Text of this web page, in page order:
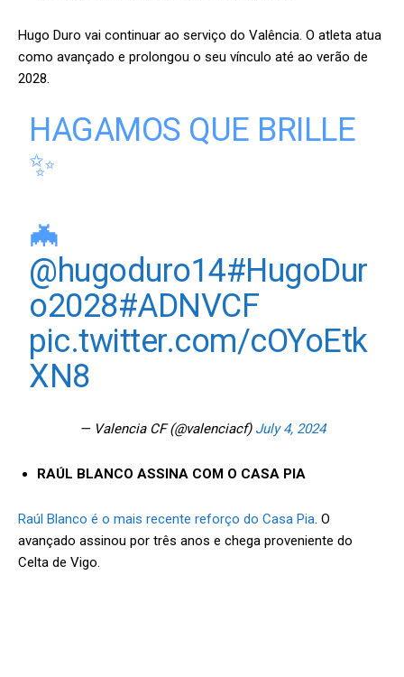
Hugo Duro vai continuar ao serviço do Valência. O atleta atua
como avançado e prolongou o seu vínculo até ao verão de
2028.
HAGAMOS QUE BRILLE
✨
🦇
@hugoduro14#HugoDur
o2028#ADNVCF
pic.twitter.com/cOYoEtk
XN8
— Valencia CF (@valenciacf) July 4, 2024
RAÚL BLANCO ASSINA COM O CASA PIA
Raúl Blanco é o mais recente reforço do Casa Pia . O
avançado assinou por três anos e chega proveniente do
Celta de Vigo.